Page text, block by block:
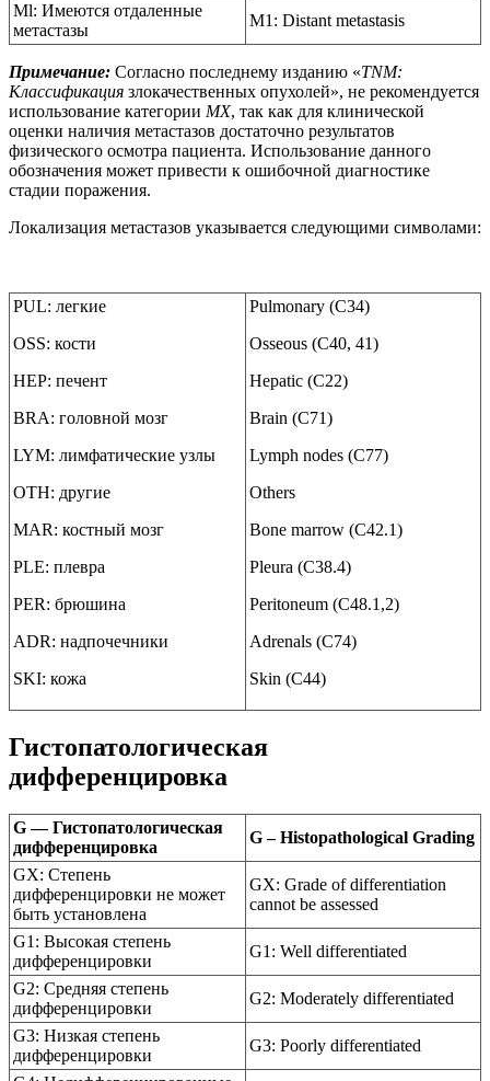
Ml: Имеются отдаленные
метастазы
M1: Distant metastasis
Примечание: Согласно последнему изданию «TNM:
Классификация злокачественных опухолей», не рекомендуется
использование категории MX, так как для клинической
оценки наличия метастазов достаточно результатов
физического осмотра пациента. Использование данного
обозначения может привести к ошибочной диагностике
стадии поражения.
Локализация метастазов указывается следующими символами:
PUL: легкие
OSS: кости
HEP: печент
BRA: головной мозг
LYM: лимфатические узлы
OTH: другие
MAR: костный мозг
PLE: плевра
PER: брюшина
ADR: надпочечники
SKI: кожа
Pulmonary (C34)
Osseous (C40, 41)
Hepatic (C22)
Brain (C71)
Lymph nodes (C77)
Others
Bone marrow (C42.1)
Pleura (C38.4)
Peritoneum (C48.1,2)
Adrenals (C74)
Skin (C44)
Гистопатологическая
дифференцировка
G — Гистопатологическая
дифференцировка
G – Histopathological Grading
GX: Степень
дифференцировки не может
быть установлена
GX: Grade of differentiation
cannot be assessed
G1: Высокая степень
дифференцировки
G1: Well differentiated
G2: Средняя степень
дифференцировки
G2: Moderately differentiated
G3: Низкая степень
дифференцировки
G3: Poorly differentiated